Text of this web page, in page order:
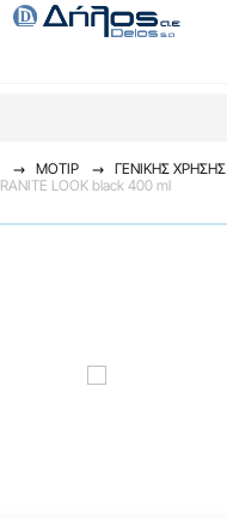
ΜΟΤΙΡ
ΓENIKHΣ XPHΣHΣ
LOOK black 400 ml